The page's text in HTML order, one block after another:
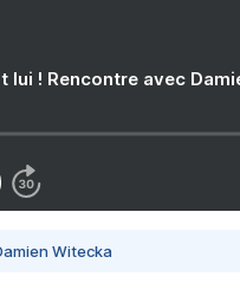
lui ! Rencontre avec
Witecka